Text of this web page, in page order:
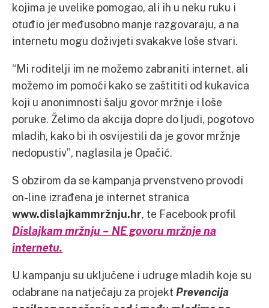
kojima je uvelike pomogao, ali ih u neku ruku i
otuđio jer međusobno manje razgovaraju, a na
internetu mogu doživjeti svakakve loše stvari.
“Mi roditelji im ne možemo zabraniti internet, ali
možemo im pomoći kako se zaštititi od kukavica
koji u anonimnosti šalju govor mržnje i loše
poruke. Želimo da akcija dopre do ljudi, pogotovo
mladih, kako bi ih osvijestili da je govor mržnje
nedopustiv”, naglasila je Opačić.
S obzirom da se kampanja prvenstveno provodi
on-line izrađena je internet stranica
www.dislajkammržnju.hr, te Facebook profil
Dislajkam mržnju – NE govoru mržnje na
internetu.
U kampanju su uključene i udruge mladih koje su
odabrane na natječaju za projekt Prevencija